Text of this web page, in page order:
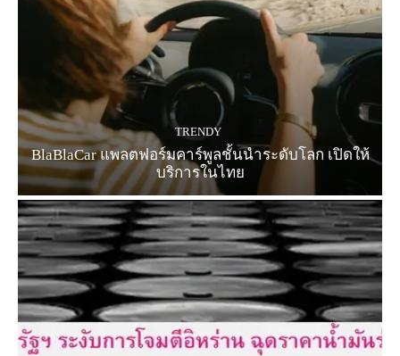
TRENDY
BlaBlaCar แพลตฟอร์มคาร์พูลชั้นนำระดับโลก เปิดให้
บริการในไทย